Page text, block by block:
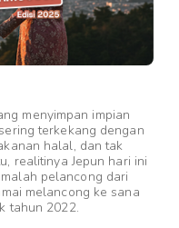
menyimpan impian
terkekang dengan
halal, dan tak
realitinya Jepun hari ini
pelancong dari
melancong ke sana
tahun 2022.